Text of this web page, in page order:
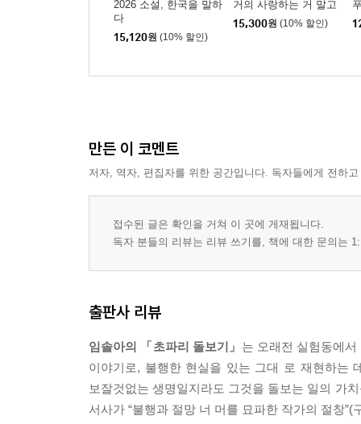
2026 소설, 한국을 말하
다
15,120원 (10% 할인)
거의 사랑하는 거 말고
15,300원 (10% 할인)
만든 이 코멘트
저자, 역자, 편집자를 위한 공간입니다. 독자들에게 전하
접수된 글은 확인을 거쳐 이 곳에 게재됩니다.
독자 분들의 리뷰는 리뷰 쓰기를, 책에 대한 문의는
출판사 리뷰
임솔아의 「초파리 돌보기」 는 오래전 실험동에
이야기로, 불행한 현실을 있는 그대 로 재현하는
보잘것없는 생명일지라도 그것을 돌보는 일의 가
서사가 “불행과 절망 너 머를 묘파한 작가의 절창